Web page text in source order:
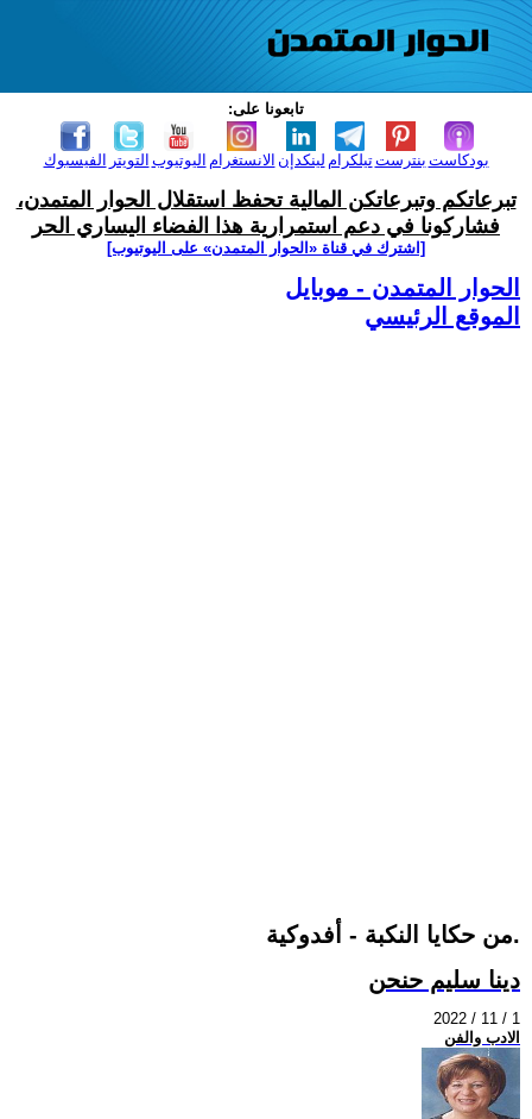
تابعونا على:
الفيسبوك التويتر اليوتيوب الانستغرام لينكدإن تيلكرامبنترست بودكاست
تبرعاتكم وتبرعاتكن المالية تحفظ استقلال الحوار المتمدن،
فشاركونا في دعم استمرارية هذا الفضاء اليساري الحر
[اشترك في قناة ‫«الحوار المتمدن» على اليوتيوب]
الحوار المتمدن - موبايل
الموقع الرئيسي
من حكايا النكبة - أفدوكية.
دينا سليم حنحن
2022 / 11 / 1
الادب والفن